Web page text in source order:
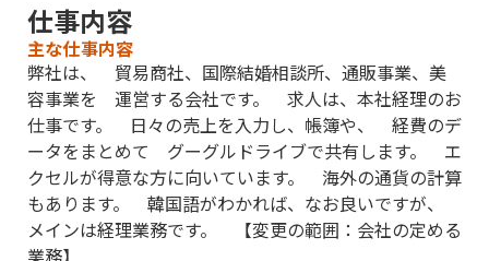
仕事内容
主な仕事内容
弊社は、 貿易商社、国際結婚相談所、通販事業、美
容事業を 運営する会社です。 求人は、本社経理のお
仕事です。 日々の売上を入力し、帳簿や、 経費のデ
ータをまとめて グーグルドライブで共有します。 エ
クセルが得意な方に向いています。 海外の通貨の計算
もあります。 韓国語がわかれば、なお良いですが、
メインは経理業務です。 【変更の範囲：会社の定める